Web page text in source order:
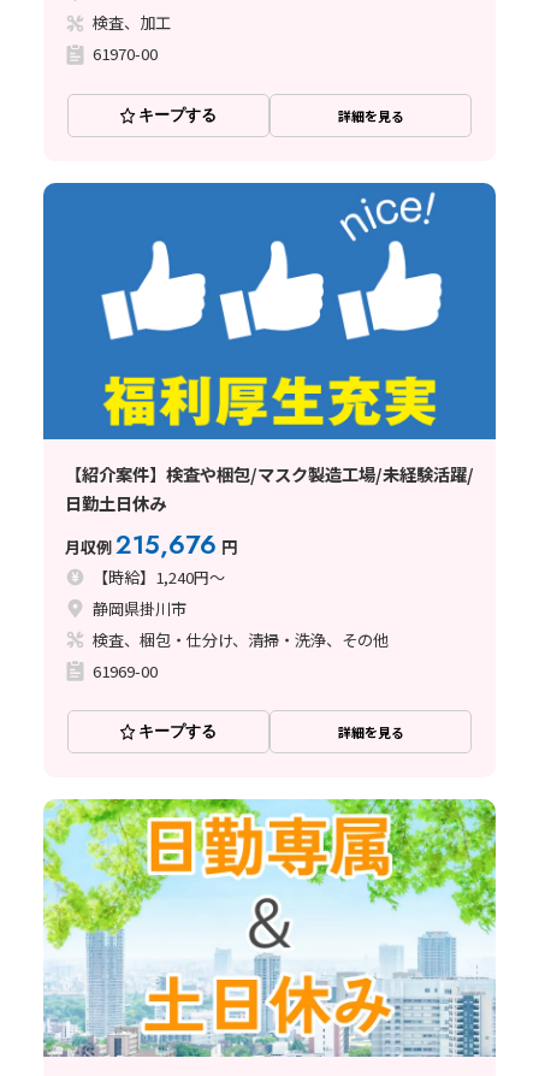
検査、加工
61970-00
キープする 詳細を見る
【紹介案件】検査や梱包/マスク製造工場/未経験活躍/
日勤土日休み
月収例215,676 円
【時給】1,240円～
静岡県掛川市
検査、梱包・仕分け、清掃・洗浄、その他
61969-00
キープする 詳細を見る